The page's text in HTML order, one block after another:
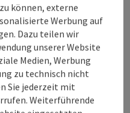
geöffnet
geöffnet
können, externe
Werbung auf
Dazu teilen wir
unserer Website
Medien, Werbung
zu technisch nicht
Sie jederzeit mit
Weiterführende